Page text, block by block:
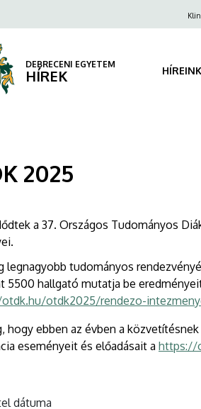
Felső
DEBRECENI EGYETEM
HÍREK HÍREINK
2025
a 37. Országos Tudományos
legnagyobb tudományos
5500 hallgató mutatja be
otdk2025/rendezo-
hogy ebben az évben a
eseményeit és előadásait a https://
dátuma